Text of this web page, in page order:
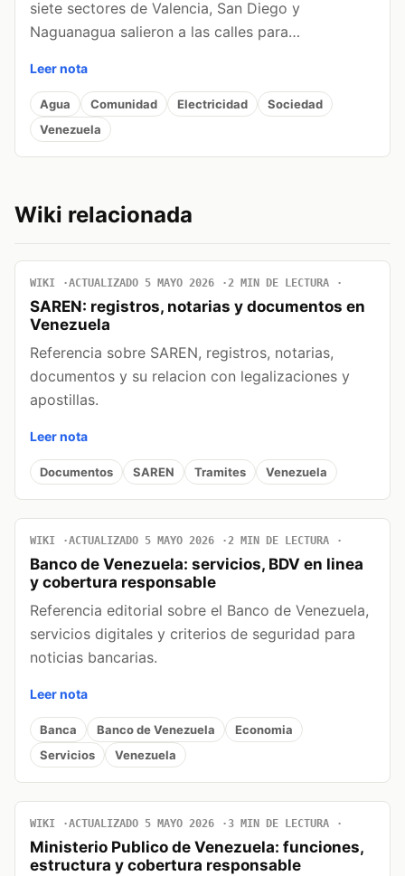
siete sectores de Valencia, San Diego y
Naguanagua salieron a las calles para…
Leer nota
Agua Comunidad Electricidad
Sociedad
Venezuela
Wiki relacionada
WIKI ACTUALIZADO 5 MAYO 2026 2 MIN DE LECTURA
SAREN: registros, notarias y documentos en
Venezuela
Referencia sobre SAREN, registros, notarias,
documentos y su relacion con legalizaciones y
apostillas.
Leer nota
Documentos SAREN Tramites Venezuela
WIKI ACTUALIZADO 5 MAYO 2026 2 MIN DE LECTURA
Banco de Venezuela: servicios, BDV en linea
y cobertura responsable
Referencia editorial sobre el Banco de Venezuela,
servicios digitales y criterios de seguridad para
noticias bancarias.
Leer nota
Banca Banco de Venezuela
Economia
Servicios
Venezuela
WIKI ACTUALIZADO 5 MAYO 2026 3 MIN DE LECTURA
Ministerio Publico de Venezuela: funciones,
estructura y cobertura responsable